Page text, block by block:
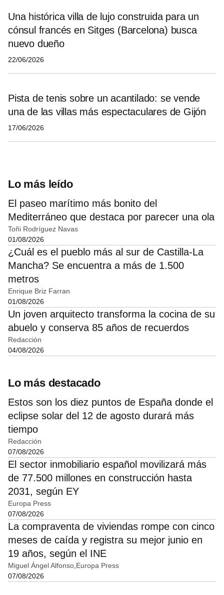
Una histórica villa de lujo construida para un
cónsul francés en Sitges (Barcelona) busca
nuevo dueño
22/06/2026
Pista de tenis sobre un acantilado: se vende
una de las villas más espectaculares de Gijón
17/06/2026
Lo más leído
El paseo marítimo más bonito del
Mediterráneo que destaca por parecer una ola
Toñi Rodríguez Navas
01/08/2026
¿Cuál es el pueblo más al sur de Castilla-La
Mancha? Se encuentra a más de 1.500
metros
Enrique Briz Farran
01/08/2026
Un joven arquitecto transforma la cocina de su
abuelo y conserva 85 años de recuerdos
Redacción
04/08/2026
Lo más destacado
Estos son los diez puntos de España donde el
eclipse solar del 12 de agosto durará más
tiempo
Redacción
07/08/2026
El sector inmobiliario español movilizará más
de 77.500 millones en construcción hasta
2031, según EY
Europa Press
07/08/2026
La compraventa de viviendas rompe con cinco
meses de caída y registra su mejor junio en
19 años, según el INE
Miguel Ángel Alfonso Europa Press
07/08/2026